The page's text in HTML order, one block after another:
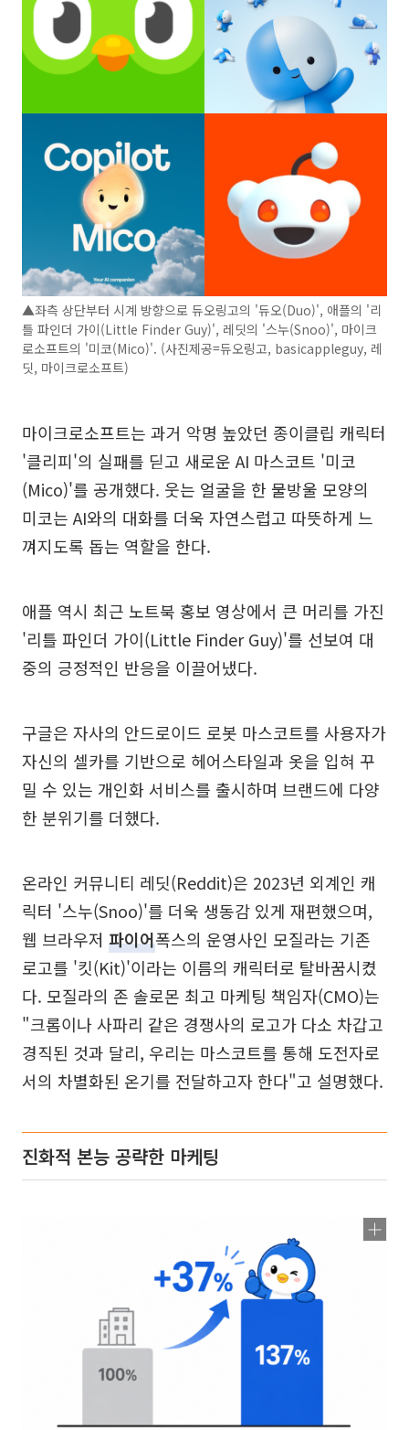
▲좌측 상단부터 시계 방향으로 듀오링고의 '듀오(Duo)', 애플의 '리
틀 파인더 가이(Little Finder Guy)', 레딧의 '스누(Snoo)', 마이크
로소프트의 '미코(Mico)'. (사진제공=듀오링고, basicappleguy, 레
딧, 마이크로소프트)
마이크로소프트는 과거 악명 높았던 종이클립 캐릭터
'클리피'의 실패를 딛고 새로운 AI 마스코트 '미코
(Mico)'를 공개했다. 웃는 얼굴을 한 물방울 모양의
미코는 AI와의 대화를 더욱 자연스럽고 따뜻하게 느
껴지도록 돕는 역할을 한다.
애플 역시 최근 노트북 홍보 영상에서 큰 머리를 가진
'리틀 파인더 가이(Little Finder Guy)'를 선보여 대
중의 긍정적인 반응을 이끌어냈다.
구글은 자사의 안드로이드 로봇 마스코트를 사용자가
자신의 셀카를 기반으로 헤어스타일과 옷을 입혀 꾸
밀 수 있는 개인화 서비스를 출시하며 브랜드에 다양
한 분위기를 더했다.
온라인 커뮤니티 레딧(Reddit)은 2023년 외계인 캐
릭터 '스누(Snoo)'를 더욱 생동감 있게 재편했으며,
웹 브라우저 파이어폭스의 운영사인 모질라는 기존
로고를 '킷(Kit)'이라는 이름의 캐릭터로 탈바꿈시켰
다. 모질라의 존 솔로몬 최고 마케팅 책임자(CMO)는
"크롬이나 사파리 같은 경쟁사의 로고가 다소 차갑고
경직된 것과 달리, 우리는 마스코트를 통해 도전자로
서의 차별화된 온기를 전달하고자 한다"고 설명했다.
진화적 본능 공략한 마케팅